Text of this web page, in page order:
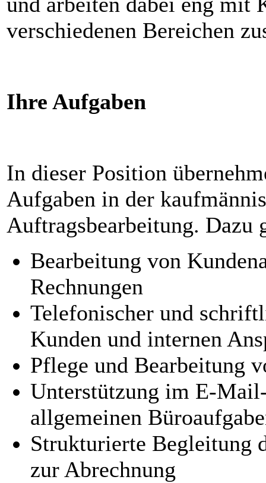
verschiedenen Bereichen
Ihre Aufgaben
In dieser Position
Aufgaben in der
Auftragsbearbeitung. Dazu
Bearbeitung von
Rechnungen
Telefonischer und
Kunden und internen
Pflege und Bearbeitung
Unterstützung im E-
allgemeinen
Strukturierte Begleitung
zur Abrechnung